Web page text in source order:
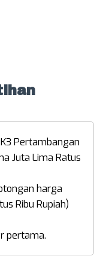
Pertambangan
Juta Lima Ratus
harga
Ribu Rupiah)
pertama.